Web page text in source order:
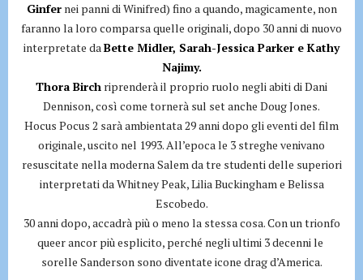
Ginfernei panni di Winifred) fino a quando, magicamente, non
faranno la loro comparsa quelle originali, dopo 30 anni di nuovo
interpretate daBette Midler, Sarah-Jessica Parker e Kathy
Najimy.
Thora Birch riprenderà il proprio ruolo negli abiti di Dani
Dennison, così come tornerà sul set anche Doug Jones.
Hocus Pocus 2 sarà ambientata 29 anni dopo gli eventi del film
originale, uscito nel 1993. All’epoca le 3 streghe venivano
resuscitate nella moderna Salem da tre studenti delle superiori
interpretati da Whitney Peak, Lilia Buckingham e Belissa
Escobedo.
30 anni dopo, accadrà più o meno la stessa cosa. Con un trionfo
queer ancor più esplicito, perché negli ultimi 3 decenni le
sorelle Sanderson sono diventate icone drag d’America.